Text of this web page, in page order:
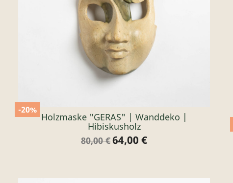
Holzmaske "GERAS" | Wanddeko |
Hibiskusholz
Verkaufspreis
80,00 €
-20%
Preis
64,00 €